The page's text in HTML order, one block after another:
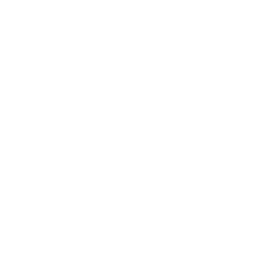
Getmapping, Aerogrid, IGN, IGP, UPR-EGP, and the GIS User Community
Getmapping, Aerogrid, IGN, IGP, UPR-EGP, and the GIS User Community